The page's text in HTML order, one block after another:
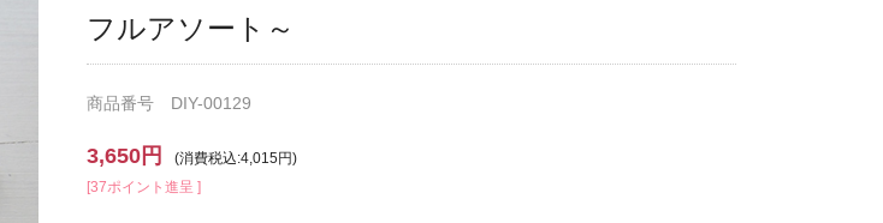
フルアソート～
商品番号 DIY-00129
3,650円
(消費税込:4,015円)
[37ポイント進呈 ]